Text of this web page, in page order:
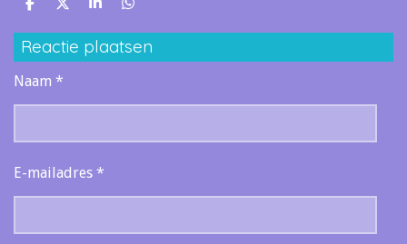
D
l
e
n
D
e
l
S
a
r
e
D
l
e
n
Reactie plaatsen
Naam *
E-mailadres *